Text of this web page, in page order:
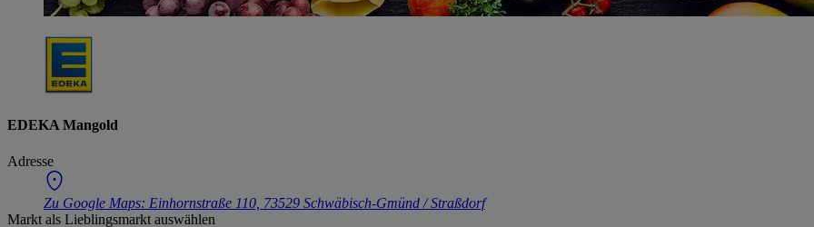
EDEKA Mangold
Adresse
Zu Google Maps: Einhornstraße 110, 73529 Schwäbisch-Gmünd / Straßdorf
Markt als Lieblingsmarkt auswählen